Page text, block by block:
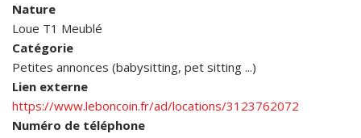
Nature
Loue T1 Meublé
Catégorie
Petites annonces (babysitting, pet sitting ...)
Lien externe
https://www.leboncoin.fr/ad/locations/3123762072
Numéro de téléphone